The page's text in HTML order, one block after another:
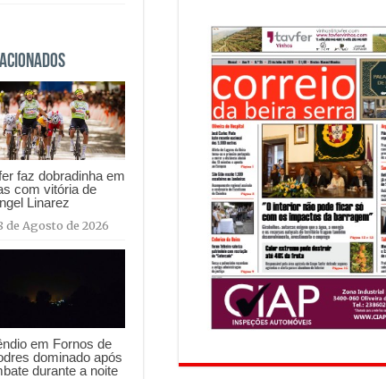
faz dobradinha em
com vitória de
Linarez
de Agosto de 2026
em Fornos de
dominado após
durante a noite